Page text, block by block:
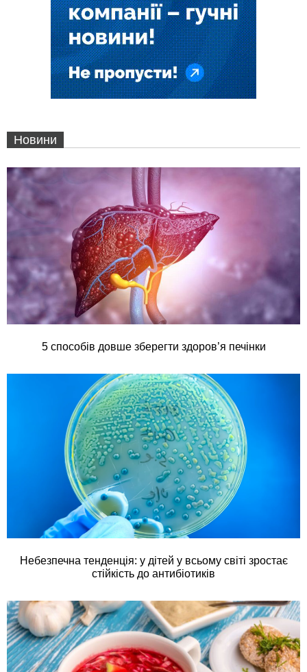
Новини
5 способів довше зберегти здоров’я печінки
Небезпечна тенденція: у дітей у всьому світі зростає
стійкість до антибіотиків